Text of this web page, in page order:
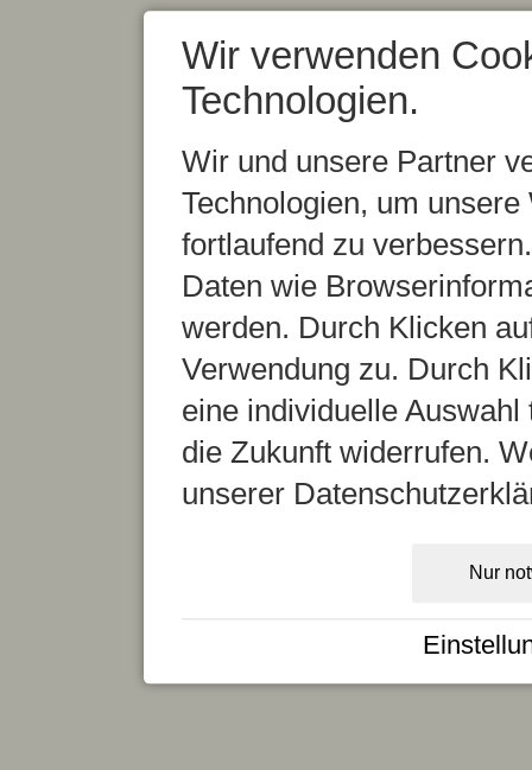
Wir verwenden
Technologien.
Wir und unsere Partner
Technologien, um
fortlaufend zu
Daten wie
werden. Durch Klicken
Verwendung zu. Durch
eine individuelle
die Zukunft widerrufen.
unserer
Nur